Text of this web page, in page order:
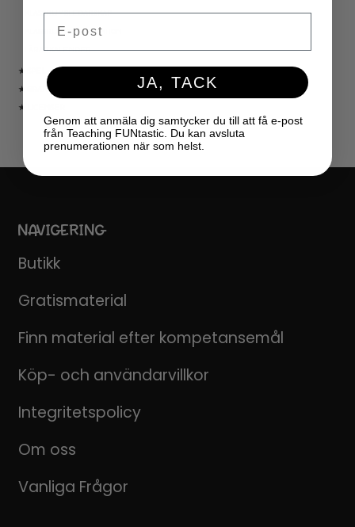
KLASSRUMSLEDARSKAP
KLASSRUMSORGANISATION
LÄRARKALENDER
★ SPEL
★ GRATIS
★ LICENSER
NAVIGERING
Butikk
Gratismaterial
Finn material efter kompetansemål
Köp- och användarvillkor
Integritetspolicy
Om oss
Vanliga Frågor
JA, TACK
Genom att anmäla dig samtycker du till att få e-post
från Teaching FUNtastic. Du kan avsluta
prenumerationen när som helst.